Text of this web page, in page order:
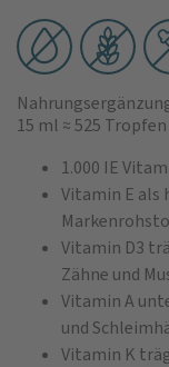
15 ml ≈ 525 Tropfen
1.000 IE
Vitamin E als
Vitamin D3
Zähne und
Vitamin A
und
Vitamin K